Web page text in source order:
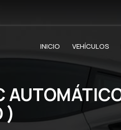
INICIO VEHÍCULOS
)